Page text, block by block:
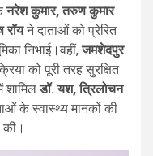
नरेश कुमार, तरुण कुमार
रॉयने दाताओं को प्रेरित
निभाई।वहीं,जमशेदपुर
को पूरी तरह सुरक्षित
शामिलडॉ. यश, त्रिलोचन
के स्वास्थ्य मानकों की
की।